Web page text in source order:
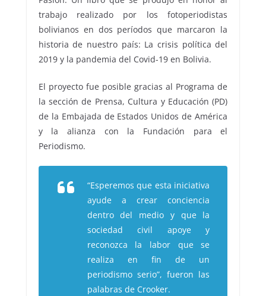
trabajo realizado por los fotoperiodistas
bolivianos en dos períodos que marcaron la
historia de nuestro país: La crisis política del
2019 y la pandemia del Covid-19 en Bolivia.
El proyecto fue posible gracias al Programa de
la sección de Prensa, Cultura y Educación (PD)
de la Embajada de Estados Unidos de América
y la alianza con la Fundación para el
Periodismo.
“Esperemos que esta iniciativa
ayude a crear conciencia
dentro del medio y que la
sociedad civil apoye y
reconozca la labor que se
realiza en fin de un
periodismo serio”, fueron las
palabras de Crooker.